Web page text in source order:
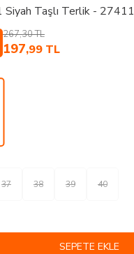
Siyah Taşlı Terlik - 27411
267,30TL
197,99 TL
37 38 39 40
SEPETE EKLE